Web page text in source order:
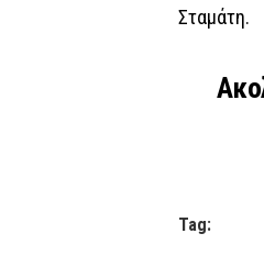
Σταμάτη.
Tag: